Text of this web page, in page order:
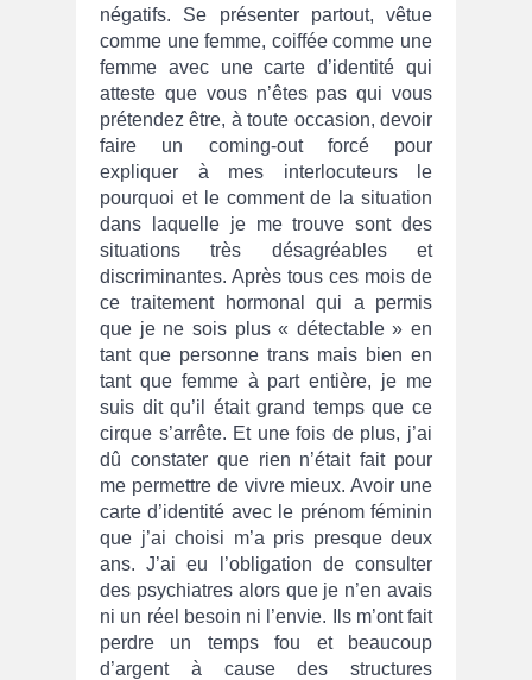
négatifs. Se présenter partout, vêtue
comme une femme, coiffée comme une
femme avec une carte d’identité qui
atteste que vous n’êtes pas qui vous
prétendez être, à toute occasion, devoir
faire un coming-out forcé pour
expliquer à mes interlocuteurs le
pourquoi et le comment de la situation
dans laquelle je me trouve sont des
situations très désagréables et
discriminantes. Après tous ces mois de
ce traitement hormonal qui a permis
que je ne sois plus « détectable » en
tant que personne trans mais bien en
tant que femme à part entière, je me
suis dit qu’il était grand temps que ce
cirque s’arrête. Et une fois de plus, j’ai
dû constater que rien n’était fait pour
me permettre de vivre mieux. Avoir une
carte d’identité avec le prénom féminin
que j’ai choisi m’a pris presque deux
ans. J’ai eu l’obligation de consulter
des psychiatres alors que je n’en avais
ni un réel besoin ni l’envie. Ils m’ont fait
perdre un temps fou et beaucoup
d’argent à cause des structures